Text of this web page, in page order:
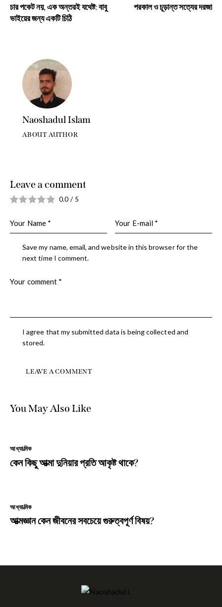
চার পকেট নয়, এক অন্তরই যথেষ্ট: বাবু
ভাইয়ের জন্য একটি চিঠি
পরকাল ও চূড়ান্ত সত্যের দরজা
Naoshadul Islam
ABOUT AUTHOR
Leave a comment
0.0 / 5
Save my name, email, and website in this browser for the
next time I comment.
I agree that my submitted data is being collected and
stored.
You May Also Like
আধ্যাত্মিক
কেন কিছু আত্মা দুনিয়ার প্রতি আকৃষ্ট থাকে?
আধ্যাত্মিক
আত্মজ্ঞান কেন জীবনের সবচেয়ে গুরুত্বপূর্ণ বিষয়?